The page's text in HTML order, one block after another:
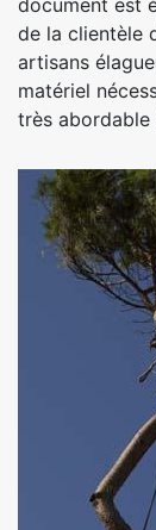
de la clientèle
artisans
matériel
très abordable